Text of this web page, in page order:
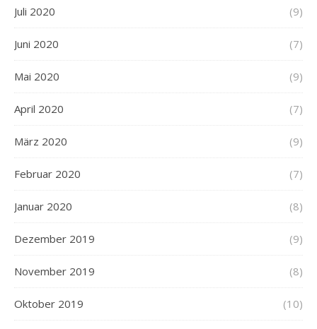
Juli 2020 (9)
Juni 2020 (7)
Mai 2020 (9)
April 2020 (7)
März 2020 (9)
Februar 2020 (7)
Januar 2020 (8)
Dezember 2019 (9)
November 2019 (8)
Oktober 2019 (10)